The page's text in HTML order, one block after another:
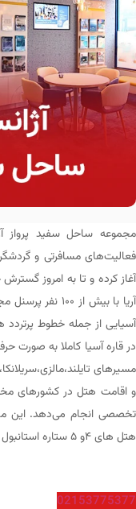
فعالیت‌های مسافرتی و
آغاز کرده و تا به امروز
آریا با بیش از
آسیایی از جمله خطوط پرتردد
در قاره آسیا کاملا به صورت
مسیرهای
و اقامت هتل در کشورهای
تخصصی انجام می‌دهد. این
هتل های ۴و ۵ ستاره استانبول و دبی می‌باشد.
02153775377